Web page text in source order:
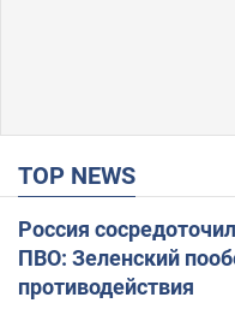
TOP NEWS
Россия
ПВО: Зеленский
противодействия